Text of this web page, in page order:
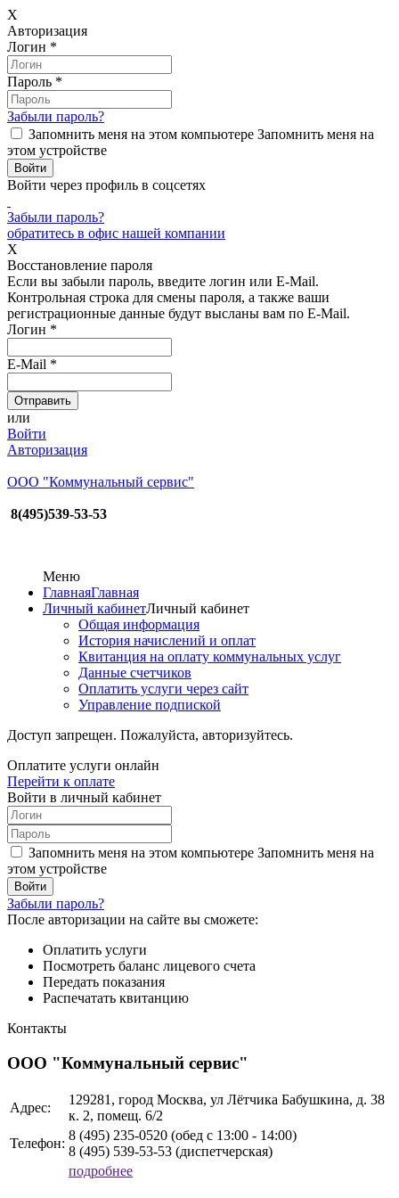
X
Авторизация
Логин *
Пароль *
Забыли пароль?
Запомнить меня на этом компьютере Запомнить меня на
этом устройстве
Войти через профиль в соцсетях
Забыли пароль?
обратитесь в офис нашей компании
X
Восстановление пароля
Если вы забыли пароль, введите логин или E-Mail.
Контрольная строка для смены пароля, а также ваши
регистрационные данные будут высланы вам по E-Mail.
Логин *
E-Mail *
или
Войти
Авторизация
ООО "Коммунальный сервис"
8(495)539-53-53
Меню
ГлавнаяГлавная
Личный кабинетЛичный кабинет
Общая информация
История начислений и оплат
Квитанция на оплату коммунальных услуг
Данные счетчиков
Оплатить услуги через сайт
Управление подпиской
Доступ запрещен. Пожалуйста, авторизуйтесь.
Оплатите услуги онлайн
Перейти к оплате
Войти в личный кабинет
Запомнить меня на этом компьютере Запомнить меня на
этом устройстве
Забыли пароль?
После авторизации на сайте вы сможете:
Оплатить услуги
Посмотреть баланс лицевого счета
Передать показания
Распечатать квитанцию
Контакты
ООО "Коммунальный сервис"
Адрес:
129281, город Москва, ул Лётчика Бабушкина, д. 38
к. 2, помещ. 6/2
Телефон:
8 (495) 235-0520 (обед с 13:00 - 14:00)
8 (495) 539-53-53 (диспетчерская)
подробнее